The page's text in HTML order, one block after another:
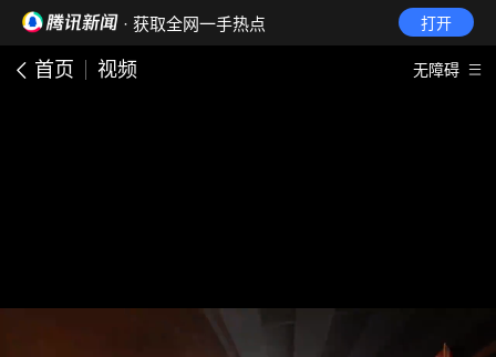
· 获取全网一手热点 打开
首页 视频 无障碍